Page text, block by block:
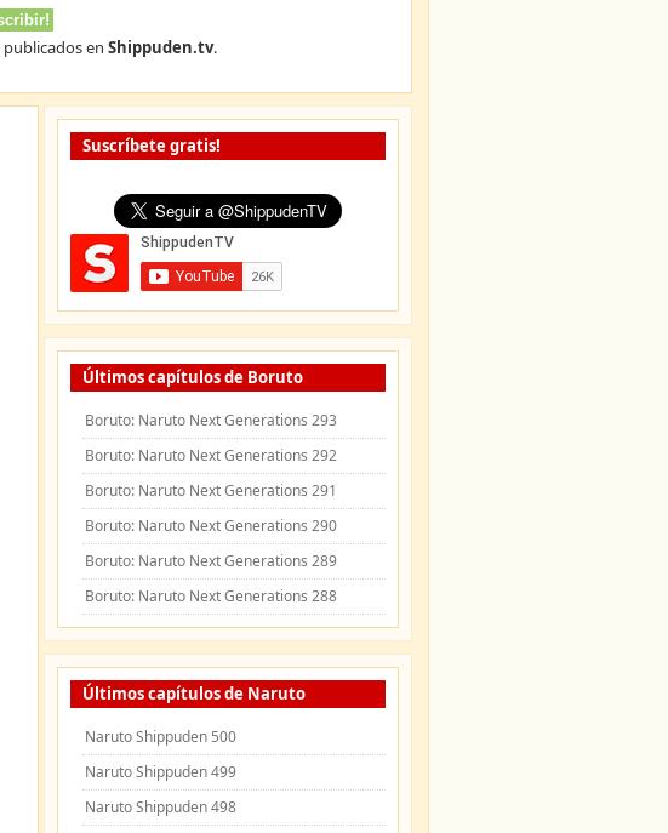
publicados en Shippuden.tv.
Suscríbete gratis!
Últimos capítulos de Boruto
Boruto: Naruto Next Generations 293
Boruto: Naruto Next Generations 292
Boruto: Naruto Next Generations 291
Boruto: Naruto Next Generations 290
Boruto: Naruto Next Generations 289
Boruto: Naruto Next Generations 288
Últimos capítulos de Naruto
Naruto Shippuden 500
Naruto Shippuden 499
Naruto Shippuden 498